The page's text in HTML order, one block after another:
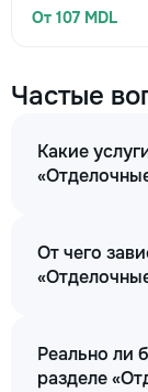
От 107 MDL
Частые
Какие
От чего
Реально ли
разделе